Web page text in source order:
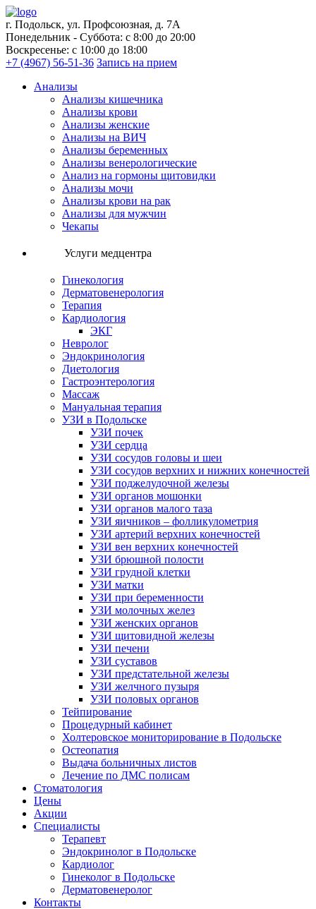
г. Подольск, ул. Профсоюзная, д. 7А
Понедельник - Суббота: с 8:00 до 20:00
Воскресенье: с 10:00 до 18:00
+7 (4967) 56-51-36 Запись на прием
Анализы
Анализы кишечника
Анализы крови
Анализы женские
Анализы на ВИЧ
Анализы беременных
Анализы венерологические
Анализ на гормоны щитовидки
Анализы мочи
Анализы крови на рак
Анализы для мужчин
Чекапы
Услуги медцентра
Гинекология
Дерматовенерология
Терапия
Кардиология
ЭКГ
Невролог
Эндокринология
Диетология
Гастроэнтерология
Массаж
Мануальная терапия
УЗИ в Подольске
УЗИ почек
УЗИ сердца
УЗИ сосудов головы и шеи
УЗИ сосудов верхних и нижних конечностей
УЗИ поджелудочной железы
УЗИ органов мошонки
УЗИ органов малого таза
УЗИ яичников – фолликулометрия
УЗИ артерий верхних конечностей
УЗИ вен верхних конечностей
УЗИ брюшной полости
УЗИ грудной клетки
УЗИ матки
УЗИ при беременности
УЗИ молочных желез
УЗИ женских органов
УЗИ щитовидной железы
УЗИ печени
УЗИ суставов
УЗИ предстательной железы
УЗИ желчного пузыря
УЗИ половых органов
Тейпирование
Процедурный кабинет
Холтеровское мониторирование в Подольске
Остеопатия
Выдача больничных листов
Лечение по ДМС полисам
Стоматология
Цены
Акции
Специалисты
Терапевт
Эндокринолог в Подольске
Кардиолог
Гинеколог в Подольске
Дерматовенеролог
Контакты